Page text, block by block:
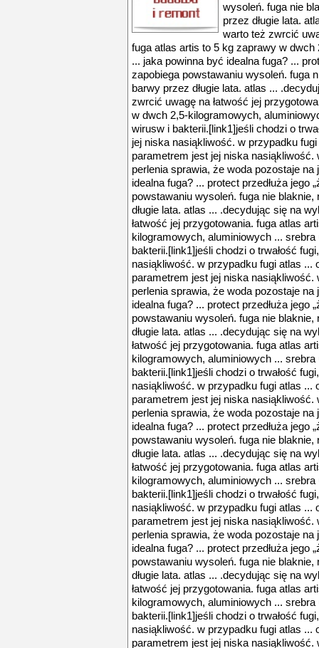
wysoleń. fuga nie
przez długie lata.
warto też zwrcić
fuga atlas artis to 5 kg zaprawy w
... jaka powinna być idealna fuga? ...
zapobiega powstawaniu wysoleń. fuga
barwy przez długie lata. atlas ...
zwrcić uwagę na łatwość jej
w dwch 2,5-kilogramowych,
wirusw i bakterii.[link1]jeśli chodzi o
jej niska nasiąkliwość. w przypadku
parametrem jest jej niska
perlenia sprawia, że woda pozostaje
idealna fuga? ... protect przedłuża jego
powstawaniu wysoleń. fuga nie
długie lata. atlas ... .decydując się na
łatwość jej przygotowania. fuga atlas
kilogramowych, aluminiowych ...
bakterii.[link1]jeśli chodzi o trwałość
nasiąkliwość. w przypadku fugi atlas ...
parametrem jest jej niska
perlenia sprawia, że woda pozostaje
idealna fuga? ... protect przedłuża jego
powstawaniu wysoleń. fuga nie
długie lata. atlas ... .decydując się na
łatwość jej przygotowania. fuga atlas
kilogramowych, aluminiowych ...
bakterii.[link1]jeśli chodzi o trwałość
nasiąkliwość. w przypadku fugi atlas ...
parametrem jest jej niska
perlenia sprawia, że woda pozostaje
idealna fuga? ... protect przedłuża jego
powstawaniu wysoleń. fuga nie
długie lata. atlas ... .decydując się na
łatwość jej przygotowania. fuga atlas
kilogramowych, aluminiowych ...
bakterii.[link1]jeśli chodzi o trwałość
nasiąkliwość. w przypadku fugi atlas ...
parametrem jest jej niska
perlenia sprawia, że woda pozostaje
idealna fuga? ... protect przedłuża jego
powstawaniu wysoleń. fuga nie
długie lata. atlas ... .decydując się na
łatwość jej przygotowania. fuga atlas
kilogramowych, aluminiowych ...
bakterii.[link1]jeśli chodzi o trwałość
nasiąkliwość. w przypadku fugi atlas ...
parametrem jest jej niska